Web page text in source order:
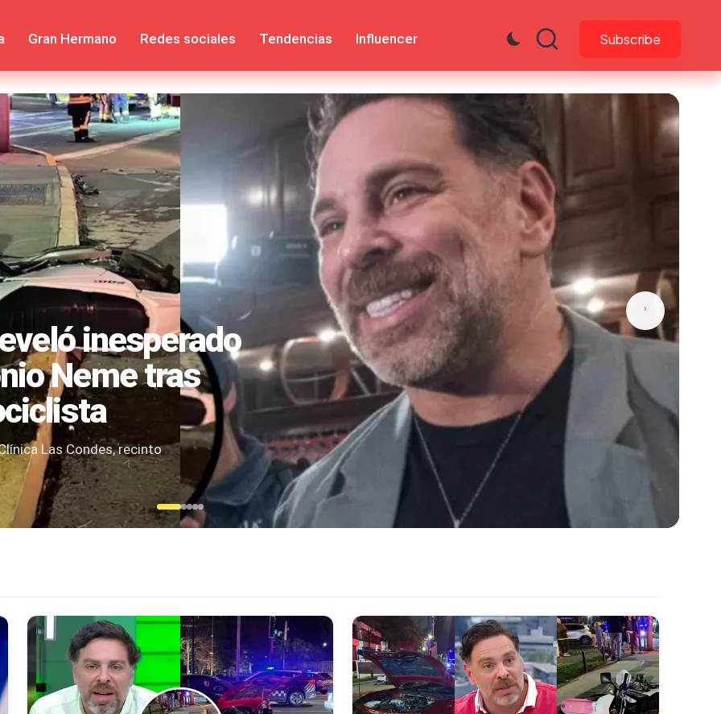
Gran Hermano Redes sociales Tendencias Influencer Subscribe
ACTUALIDAD
Revelan video del accidente de José
Antonio Neme y motociclista:
imágenes muestran cómo ocurrió la
colisión
Una cámara de seguridad captó la secuencia previa a la colisión ocurrida en
Las Condes.…
›